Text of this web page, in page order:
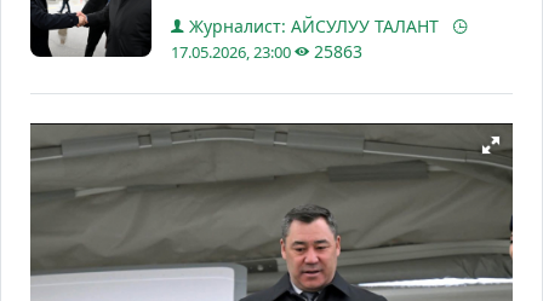
Журналист: АЙСУЛУУ ТАЛАНТ
17.05.2026, 23:00 25863